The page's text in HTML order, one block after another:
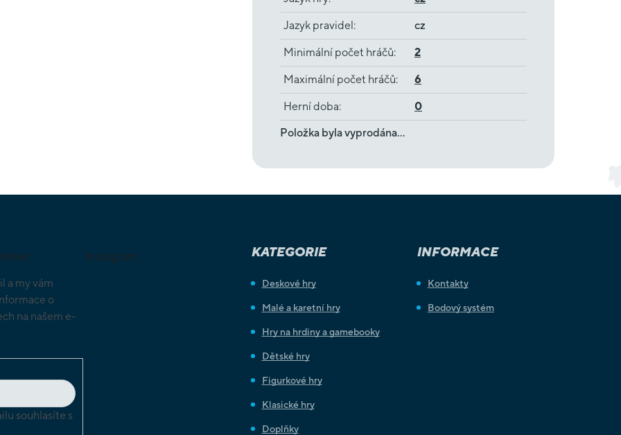
Jazyk pravidel: cz
Minimální počet hráčů: 2
Maximální počet hráčů: 6
Herní doba:
0
Položka byla vyprodána…
a my vám
o
na našem e-
souhlasíte s
Instagram KATEGORIE
Deskové hry
Malé a karetní hry
Hry na hrdiny a gamebooky
Dětské hry
Figurkové hry
Klasické hry
Doplňky
INFORMACE
Kontakty
Bodový systém